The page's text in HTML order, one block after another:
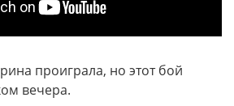
проиграла, но этот бой
вечера.